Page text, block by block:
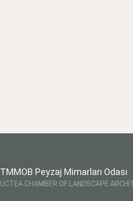
TMMOB Peyzaj Mimarları Odası
UCTEA CHAMBER OF LANDSCAPE